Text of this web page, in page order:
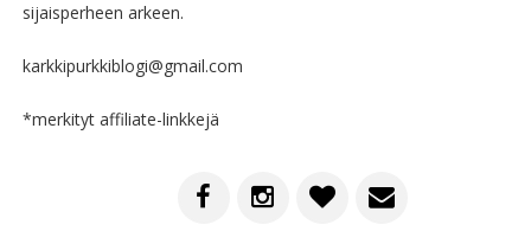
sijaisperheen arkeen.
karkkipurkkiblogi@gmail.com
*merkityt affiliate-linkkejä